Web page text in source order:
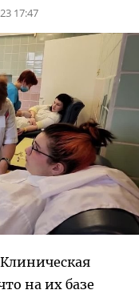
17:47
на их базе